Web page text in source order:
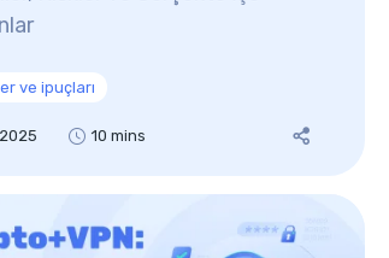
ve ipuçları
10 mins